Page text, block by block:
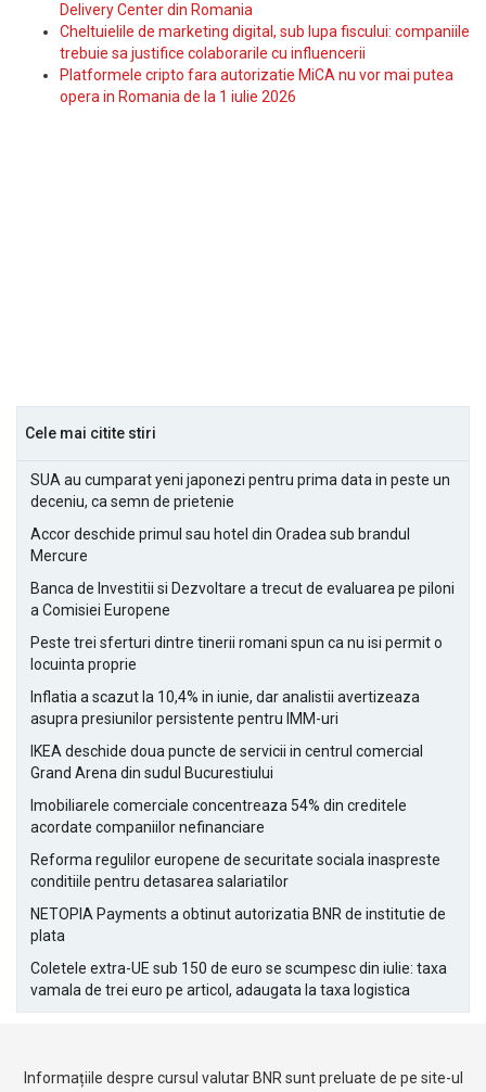
Delivery Center din Romania
Cheltuielile de marketing digital, sub lupa fiscului: companiile
trebuie sa justifice colaborarile cu influencerii
Platformele cripto fara autorizatie MiCA nu vor mai putea
opera in Romania de la 1 iulie 2026
Cele mai citite stiri
SUA au cumparat yeni japonezi pentru prima data in peste un
deceniu, ca semn de prietenie
Accor deschide primul sau hotel din Oradea sub brandul
Mercure
Banca de Investitii si Dezvoltare a trecut de evaluarea pe piloni
a Comisiei Europene
Peste trei sferturi dintre tinerii romani spun ca nu isi permit o
locuinta proprie
Inflatia a scazut la 10,4% in iunie, dar analistii avertizeaza
asupra presiunilor persistente pentru IMM-uri
IKEA deschide doua puncte de servicii in centrul comercial
Grand Arena din sudul Bucurestiului
Imobiliarele comerciale concentreaza 54% din creditele
acordate companiilor nefinanciare
Reforma regulilor europene de securitate sociala inaspreste
conditiile pentru detasarea salariatilor
NETOPIA Payments a obtinut autorizatia BNR de institutie de
plata
Coletele extra-UE sub 150 de euro se scumpesc din iulie: taxa
vamala de trei euro pe articol, adaugata la taxa logistica
Informațiile despre cursul valutar BNR sunt preluate de pe site-ul